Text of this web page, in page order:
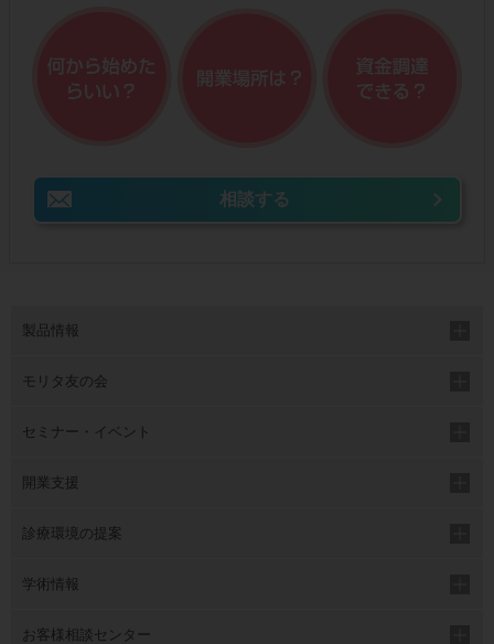
相談する
製品情報
モリタ友の会
セミナー・イベント
開業支援
診療環境の提案
学術情報
お客様相談センター